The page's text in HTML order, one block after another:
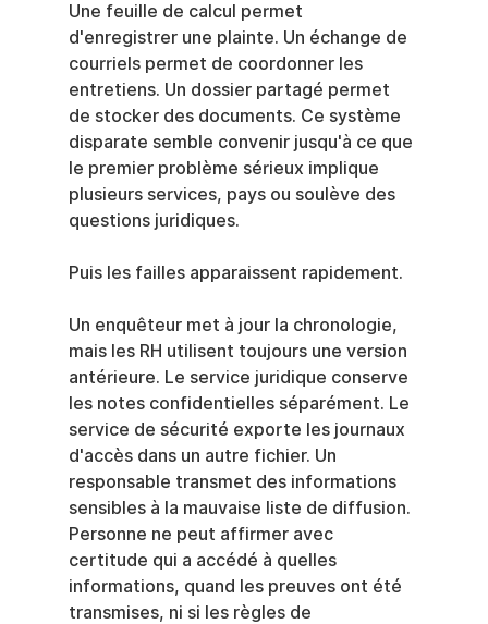
Une feuille de calcul permet
d'enregistrer une plainte. Un échange de
courriels permet de coordonner les
entretiens. Un dossier partagé permet
de stocker des documents. Ce système
disparate semble convenir jusqu'à ce que
le premier problème sérieux implique
plusieurs services, pays ou soulève des
questions juridiques.
Puis les failles apparaissent rapidement.
Un enquêteur met à jour la chronologie,
mais les RH utilisent toujours une version
antérieure. Le service juridique conserve
les notes confidentielles séparément. Le
service de sécurité exporte les journaux
d'accès dans un autre fichier. Un
responsable transmet des informations
sensibles à la mauvaise liste de diffusion.
Personne ne peut affirmer avec
certitude qui a accédé à quelles
informations, quand les preuves ont été
transmises, ni si les règles de